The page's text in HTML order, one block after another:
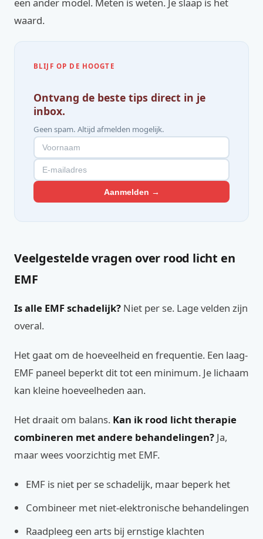
waard.
BLIJF OP DE HOOGTE
Ontvang de beste tips direct in je
inbox.
Geen spam. Altijd afmelden mogelijk.
Aanmelden →
Veelgestelde vragen over rood licht en
EMF
Is alle EMF schadelijk? Niet per se. Lage velden zijn
overal.
Het gaat om de hoeveelheid en frequentie. Een laag-
EMF paneel beperkt dit tot een minimum. Je lichaam
kan kleine hoeveelheden aan.
Het draait om balans. Kan ik rood licht therapie
combineren met andere behandelingen? Ja,
maar wees voorzichtig met EMF.
EMF is niet per se schadelijk, maar beperk het
Combineer met niet-elektronische behandelingen
Raadpleeg een arts bij ernstige klachten